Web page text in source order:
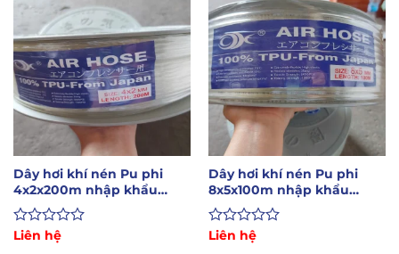
Dây hơi khí nén Pu phi
4x2x200m nhập khẩu
chính hãng
Được
Liên hệ
Dây hơi khí nén Pu phi
8x5x100m nhập khẩu
chính hãng
Được
Liên hệ